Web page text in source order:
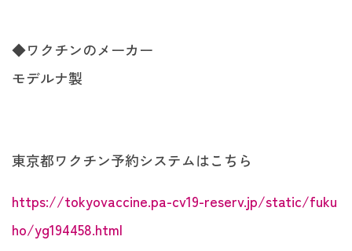
◆ワクチンのメーカー
モデルナ製
東京都ワクチン予約システムはこちら
https://tokyovaccine.pa-cv19-reserv.jp/static/fuku
ho/yg194458.html